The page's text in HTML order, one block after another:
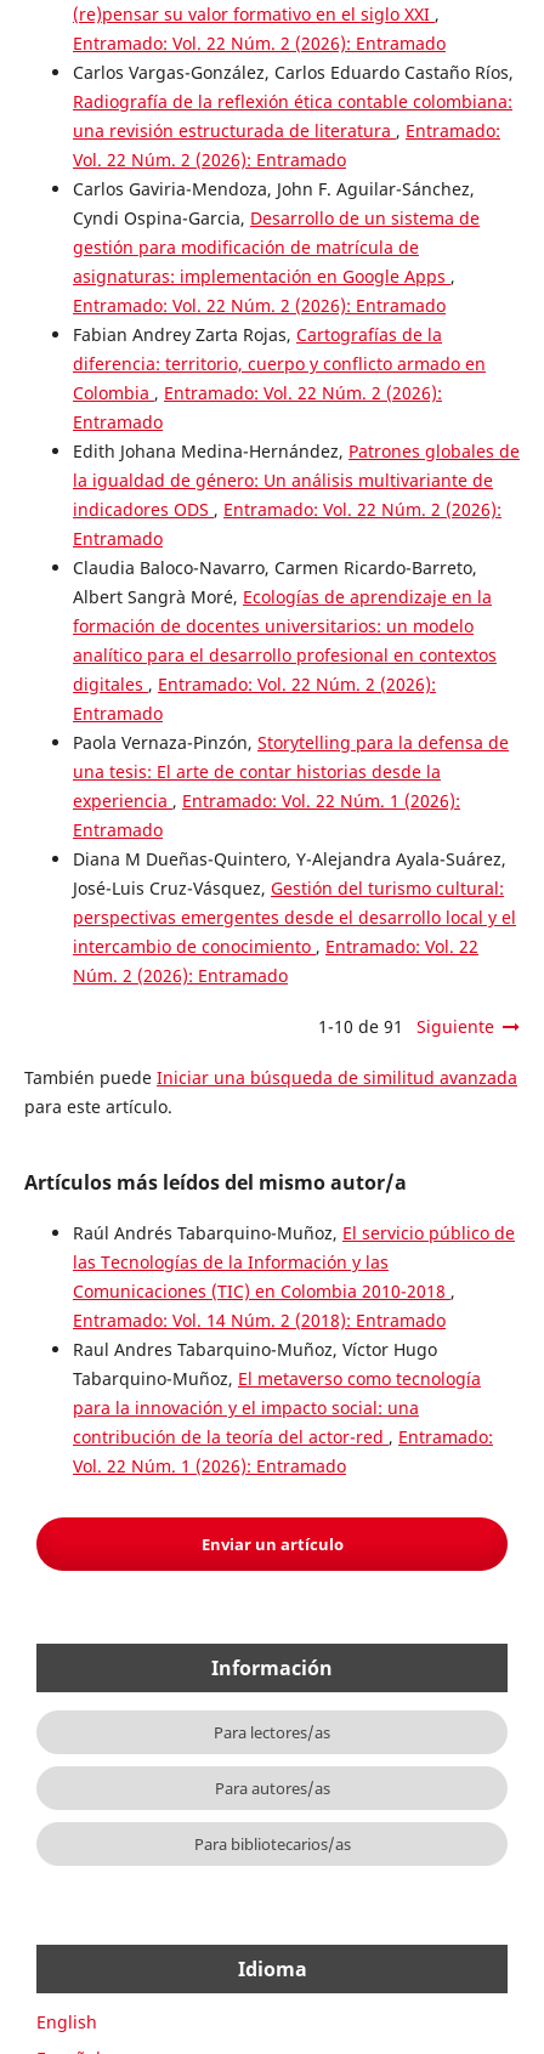
(re)pensar su valor formativo en el siglo XXI ,
Entramado: Vol. 22 Núm. 2 (2026): Entramado
Carlos Vargas-González, Carlos Eduardo Castaño Ríos,
Radiografía de la reflexión ética contable colombiana:
una revisión estructurada de literatura , Entramado:
Vol. 22 Núm. 2 (2026): Entramado
Carlos Gaviria-Mendoza, John F. Aguilar-Sánchez,
Cyndi Ospina-Garcia, Desarrollo de un sistema de
gestión para modificación de matrícula de
asignaturas: implementación en Google Apps ,
Entramado: Vol. 22 Núm. 2 (2026): Entramado
Fabian Andrey Zarta Rojas, Cartografías de la
diferencia: territorio, cuerpo y conflicto armado en
Colombia , Entramado: Vol. 22 Núm. 2 (2026):
Entramado
Edith Johana Medina-Hernández, Patrones globales de
la igualdad de género: Un análisis multivariante de
indicadores ODS , Entramado: Vol. 22 Núm. 2 (2026):
Entramado
Claudia Baloco-Navarro, Carmen Ricardo-Barreto,
Albert Sangrà Moré, Ecologías de aprendizaje en la
formación de docentes universitarios: un modelo
analítico para el desarrollo profesional en contextos
digitales , Entramado: Vol. 22 Núm. 2 (2026):
Entramado
Paola Vernaza-Pinzón, Storytelling para la defensa de
una tesis: El arte de contar historias desde la
experiencia , Entramado: Vol. 22 Núm. 1 (2026):
Entramado
Diana M Dueñas-Quintero, Y-Alejandra Ayala-Suárez,
José-Luis Cruz-Vásquez, Gestión del turismo cultural:
perspectivas emergentes desde el desarrollo local y el
intercambio de conocimiento , Entramado: Vol. 22
Núm. 2 (2026): Entramado
1-10 de 91 Siguiente
También puede Iniciar una búsqueda de similitud avanzada
para este artículo.
Artículos más leídos del mismo autor/a
Raúl Andrés Tabarquino-Muñoz, El servicio público de
las Tecnologías de la Información y las
Comunicaciones (TIC) en Colombia 2010-2018 ,
Entramado: Vol. 14 Núm. 2 (2018): Entramado
Raul Andres Tabarquino-Muñoz, Víctor Hugo
Tabarquino-Muñoz, El metaverso como tecnología
para la innovación y el impacto social: una
contribución de la teoría del actor-red , Entramado:
Vol. 22 Núm. 1 (2026): Entramado
Enviar un artículo
Información
Para lectores/as
Para autores/as
Para bibliotecarios/as
Idioma
English